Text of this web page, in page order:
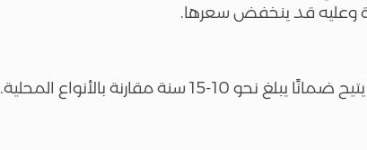
وعليه قد ينخفض سعرها.
مقارنة بالأنواع المحلية.